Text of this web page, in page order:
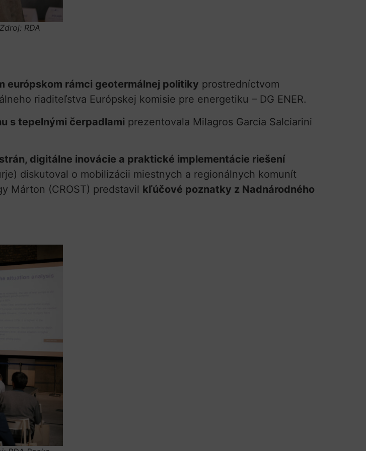
RDA
európskom rámci geotermálnej politiky prostredníctvom
riaditeľstva Európskej komisie pre energetiku – DG ENER.
s tepelnými čerpadlami prezentovala Milagros Garcia Salciarini
digitálne inovácie a praktické implementácie riešení
diskutoval o mobilizácii miestnych a regionálnych komunít
Márton (CROST) predstavil kľúčové poznatky z Nadnárodného